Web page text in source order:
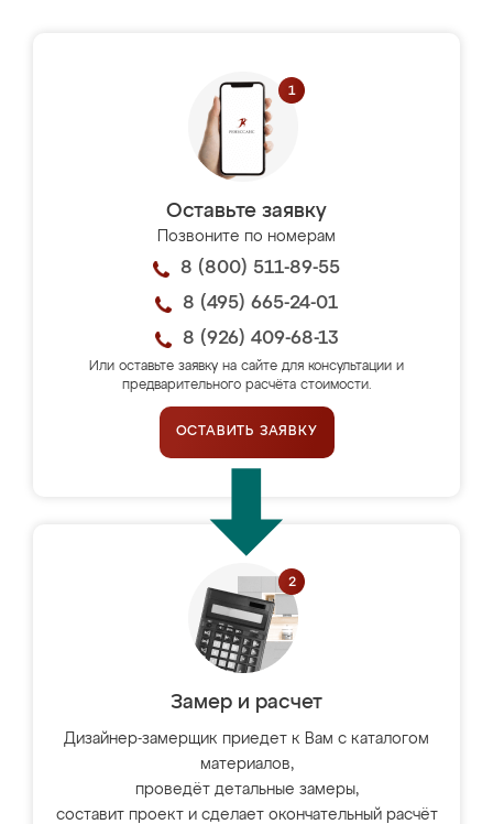
Оставьте заявку
Позвоните по номерам
8 (800) 511-89-55
8 (495) 665-24-01
8 (926) 409-68-13
Или оставьте заявку на сайте для консультации и
предварительного расчёта стоимости.
ОСТАВИТЬ ЗАЯВКУ
Замер и расчет
Дизайнер-замерщик приедет к Вам с каталогом
материалов,
проведёт детальные замеры,
составит проект и сделает окончательный расчёт